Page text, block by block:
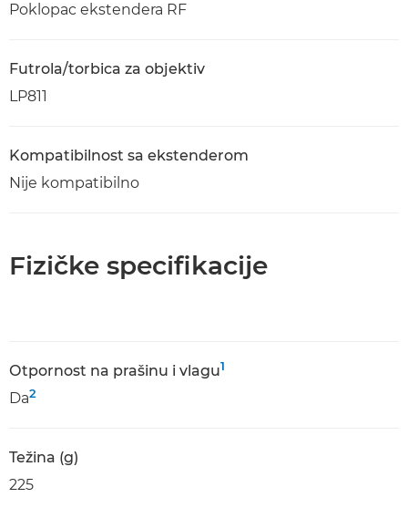
Poklopac ekstendera RF
Futrola/torbica za objektiv
LP811
Kompatibilnost sa ekstenderom
Nije kompatibilno
Fizičke specifikacije
Оtpornost na prašinu i vlagu1
Da2
Težina (g)
225